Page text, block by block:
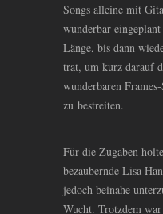
Songs alleine mit
wunderbar
Länge, bis dann
trat, um kurz darauf
wunderbaren
zu bestreiten.
Für die Zugaben
bezaubernde Lisa
jedoch beinahe
Wucht. Trotzdem